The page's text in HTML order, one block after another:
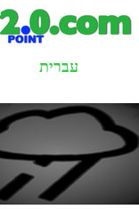
עברית